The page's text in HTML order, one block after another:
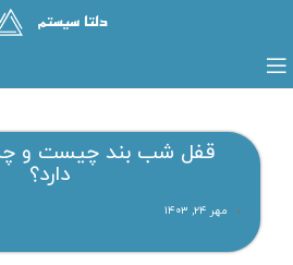
قفل شب بند چیست و
دارد؟
مهر ۲۴, ۱۴۰۳